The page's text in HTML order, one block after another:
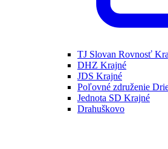
TJ Slovan Rovnosť
DHZ Krajné
JDS Krajné
Poľovné združenie
Jednota SD Krajné
Drahuškovo